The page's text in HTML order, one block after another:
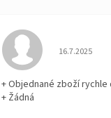
Hodnocení
16.7.2025
+ Objednané zboží rychle
+ Žádná